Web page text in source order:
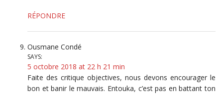
RÉPONDRE
Ousmane Condé
SAYS:
5 octobre 2018 at 22 h 21 min
Faite des critique objectives, nous devons encourager le
bon et banir le mauvais. Entouka, c’est pas en battant ton